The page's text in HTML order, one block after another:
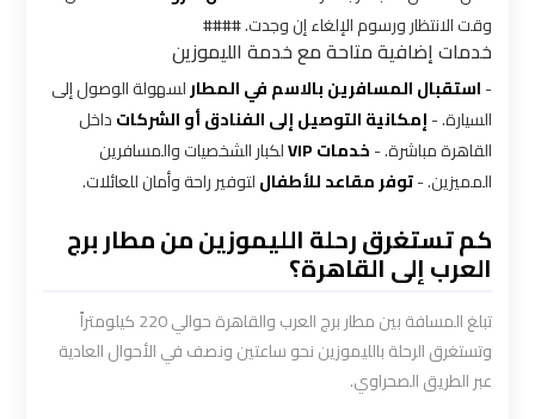
وقت الانتظار ورسوم الإلغاء إن وجدت. ####
خدمات إضافية متاحة مع خدمة الليموزين
-استقبال المسافرين بالاسم في المطارلسهولة الوصول إلى
السيارة. -إمكانية التوصيل إلى الفنادق أو الشركاتداخل
القاهرة مباشرة. -خدمات VIP
لكبار الشخصيات والمسافرين
المميزين. -توفر مقاعد للأطفاللتوفير راحة وأمان للعائلات.
كم تستغرق رحلة الليموزين من مطار برج
العرب إلى القاهرة؟
تبلغ المسافة بين مطار برج العرب والقاهرة حوالي 220 كيلومتراً
وتستغرق الرحلة بالليموزين نحو ساعتين ونصف في الأحوال العادية
عبر الطريق الصحراوي.
شركه
ليموزين
القاهره
ليموزين
اسكندرية
القاهرة
ليموزين
الإسكندرية